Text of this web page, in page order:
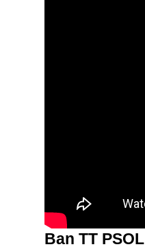
Ban TT PSOL